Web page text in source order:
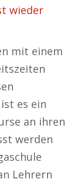
wieder
mit einem
es ein
an ihren
werden
Lehrern